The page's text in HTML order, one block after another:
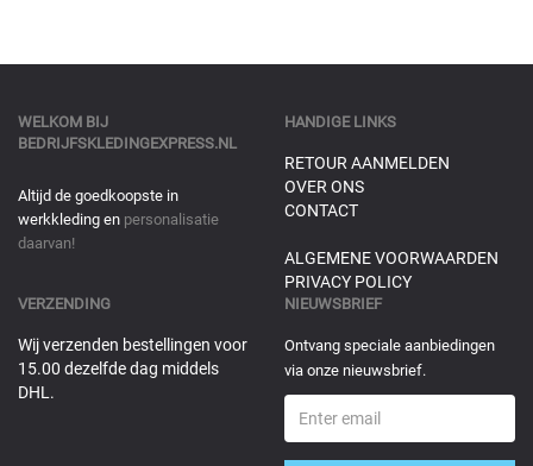
WELKOM BIJ
BEDRIJFSKLEDINGEXPRESS.NL
Altijd de goedkoopste in
werkkleding en personalisatie
daarvan!
HANDIGE LINKS
RETOUR AANMELDEN
OVER ONS
CONTACT
ALGEMENE VOORWAARDEN
PRIVACY POLICY
VERZENDING
Wij verzenden bestellingen voor
15.00 dezelfde dag middels
DHL.
NIEUWSBRIEF
Ontvang speciale aanbiedingen
via onze nieuwsbrief.